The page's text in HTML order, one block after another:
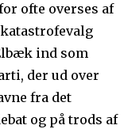
ofte overses af
ind som
der ud over
fra det
og på trods af